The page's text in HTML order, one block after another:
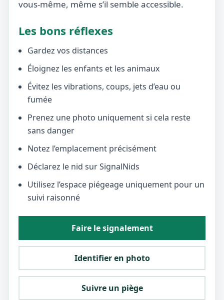
vous-même, même s’il semble accessible.
Les bons réflexes
Gardez vos distances
Éloignez les enfants et les animaux
Évitez les vibrations, coups, jets d’eau ou
fumée
Prenez une photo uniquement si cela reste
sans danger
Notez l’emplacement précisément
Déclarez le nid sur SignalNids
Utilisez l’espace piégeage uniquement pour un
suivi raisonné
Faire le signalement
Identifier en photo
Suivre un piège